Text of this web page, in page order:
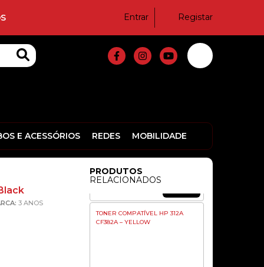
Entrar Registar
E ACESSÓRIOS REDES MOBILIDADE
3 ANOS
PRODUTOS
RELACIONADOS
TONER COMPATÍVEL BROTHER
TN421/TN423/TN426 – MAGENTA
TONER COMPATÍVEL XEROX
TONER COMPATÍVEL HP 312A
CF382A – YELLOW